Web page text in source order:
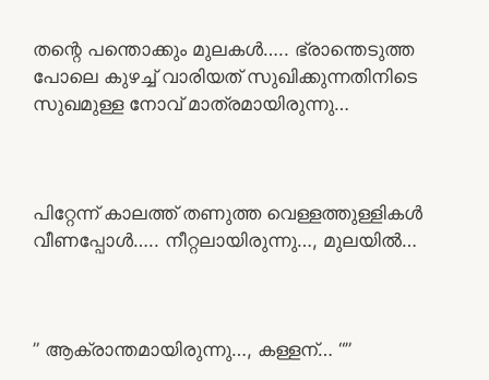
തന്റെ പന്തൊക്കും മുലകൾ….. ഭ്രാന്തെടുത്ത
പോലെ കുഴച്ച് വാരിയത് സുഖിക്കുന്നതിനിടെ
സുഖമുള്ള നോവ് മാത്രമായിരുന്നു…
പിറ്റേന്ന് കാലത്ത് തണുത്ത വെള്ളത്തുള്ളികൾ
വീണപ്പോൾ….. നീറ്റലായിരുന്നു…, മുലയിൽ…
” ആക്രാന്തമായിരുന്നു…, കള്ളന്… “”